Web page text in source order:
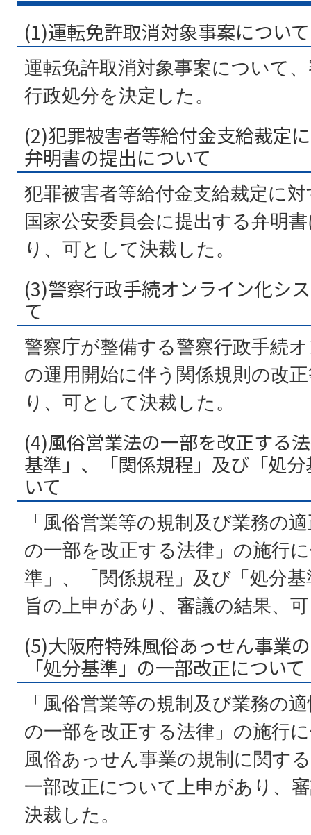
(1)運転免許取消対象事案について
運転免許取消対象事案について
行政処分を決定した。
(2)犯罪被害者等給付金支給裁定
弁明書の提出について
犯罪被害者等給付金支給裁定に
国家公安委員会に提出する弁明
り、可として決裁した。
(3)警察行政手続オンライン化シ
て
警察庁が整備する警察行政手続
の運用開始に伴う関係規則の改
り、可として決裁した。
(4)風俗営業法の一部を改正する
基準」、「関係規程」及び「処
いて
「風俗営業等の規制及び業務の
の一部を改正する法律」の施行
準」、「関係規程」及び「処分
旨の上申があり、審議の結果、
(5)大阪府特殊風俗あっせん事業
「処分基準」の一部改正について
「風俗営業等の規制及び業務の
の一部を改正する法律」の施行
風俗あっせん事業の規制に関す
一部改正について上申があり、
決裁した。